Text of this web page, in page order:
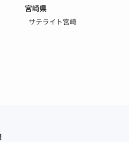
宮崎県
サテライト宮崎